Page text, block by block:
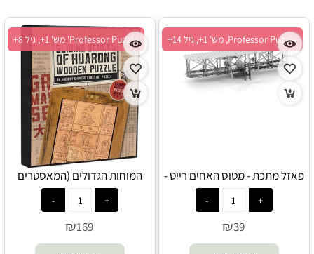
Professor Puzzle, מש' 1+, גיל 14+
פאזל מתכת - מטוס האחים רייט -
Professor Puzzle
₪39
Professor Puzzle' מש' 1+, גיל 8+
המוחות הגדולים (המאסטרים
הגדולים) - הזזת קוביות -
Professor Puzzle
₪169